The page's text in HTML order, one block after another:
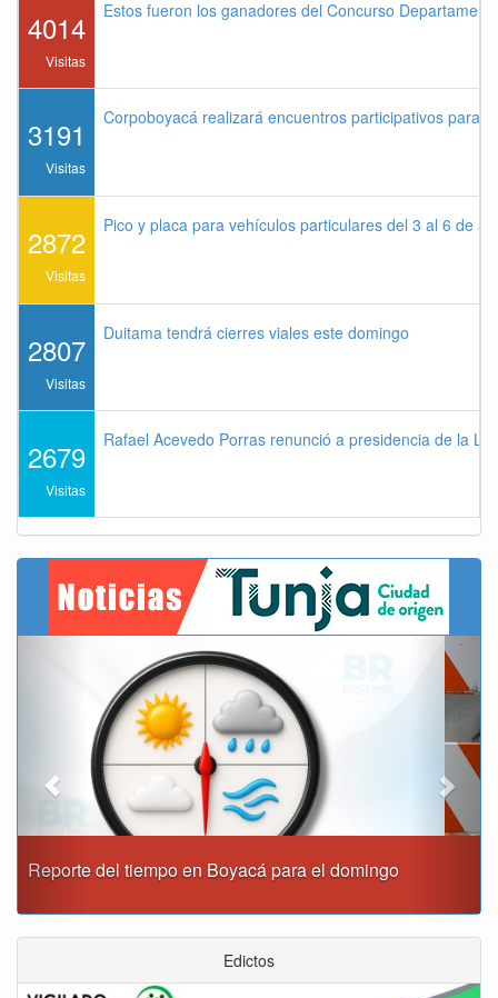
4014
Visitas
Estos fueron los ganadores del Concurso
3191
Visitas
Corpoboyacá realizará encuentros participativos para
2872
Visitas
Pico y placa para vehículos particulares del 3 al 6 de
2807
Visitas
Duitama tendrá cierres viales este domingo
2679
Visitas
Rafael Acevedo Porras renunció a presidencia de la
Este domingo habrá cierres viales en Tunja
Next
Edictos